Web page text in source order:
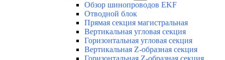
Обзор шинопроводов EKF
Отводной блок
Прямая секция магистральная
Вертикальная угловая секция
Горизонтальная угловая секция
Вертикальная Z-образная секция